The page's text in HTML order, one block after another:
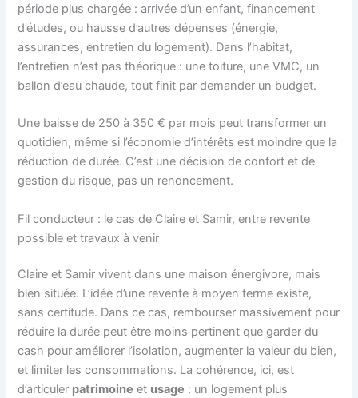
période plus chargée : arrivée d’un enfant, financement
d’études, ou hausse d’autres dépenses (énergie,
assurances, entretien du logement). Dans l’habitat,
l’entretien n’est pas théorique : une toiture, une VMC, un
ballon d’eau chaude, tout finit par demander un budget.
Une baisse de 250 à 350 € par mois peut transformer un
quotidien, même si l’économie d’intérêts est moindre que la
réduction de durée. C’est une décision de confort et de
gestion du risque, pas un renoncement.
Fil conducteur : le cas de Claire et Samir, entre revente
possible et travaux à venir
Claire et Samir vivent dans une maison énergivore, mais
bien située. L’idée d’une revente à moyen terme existe,
sans certitude. Dans ce cas, rembourser massivement pour
réduire la durée peut être moins pertinent que garder du
cash pour améliorer l’isolation, augmenter la valeur du bien,
et limiter les consommations. La cohérence, ici, est
d’articuler patrimoine et usage : un logement plus